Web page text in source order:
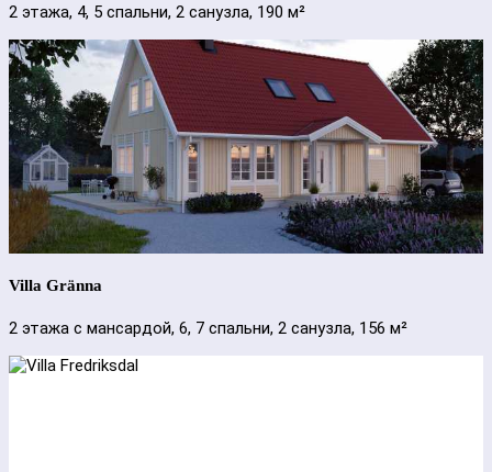
2 этажа, 4, 5 спальни, 2 санузла, 190 м²
Villa Gränna
2 этажа с мансардой, 6, 7 спальни, 2 санузла, 156 м²